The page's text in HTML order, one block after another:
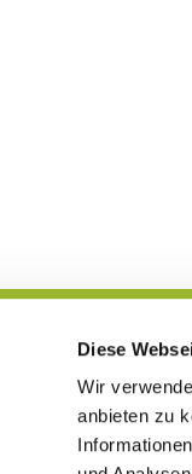
Diese
Wir
anbieten zu